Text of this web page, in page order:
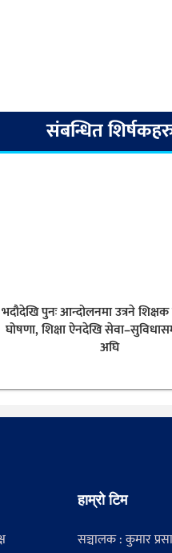
संबन्धित
भदौदेखि पुनः आन्दोलनमा उत्रने
घोषणा, शिक्षा ऐनदेखि
अघि
हाम्रो टिम
सञ्चालक : कुमार